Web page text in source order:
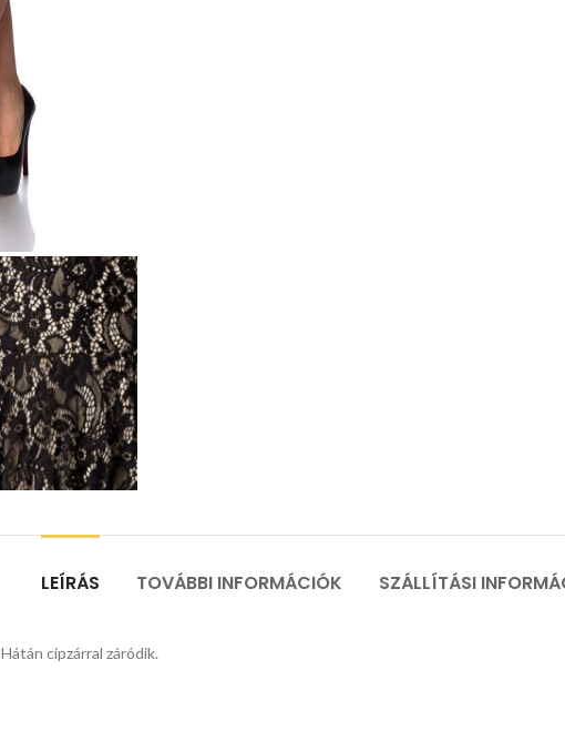
LEÍRÁS TOVÁBBI INFORMÁCIÓK SZÁLLÍTÁSI
cipzárral záródik.